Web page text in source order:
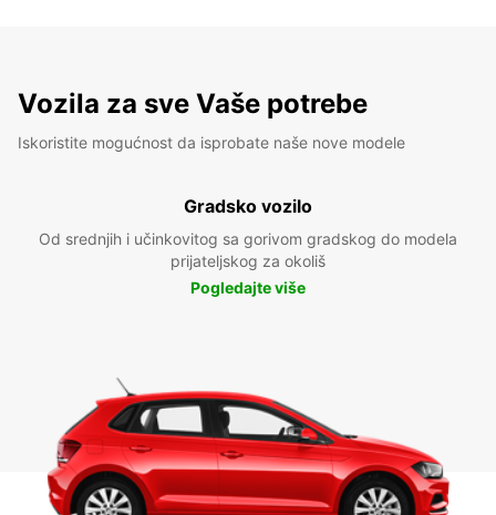
Vozila za sve Vaše potrebe
Iskoristite mogućnost da isprobate naše nove modele
Gradsko vozilo
Od srednjih i učinkovitog sa gorivom gradskog do modela
prijateljskog za okoliš
Pogledajte više